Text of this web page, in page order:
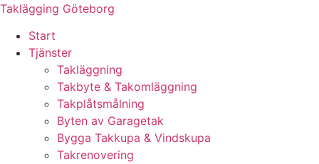
Skip
content
Taklägging Göteborg
Start
Tjänster
Takläggning
Takbyte & Takomläggning
Takplåtsmålning
Byten av Garagetak
Bygga Takkupa & Vindskupa
Takrenovering